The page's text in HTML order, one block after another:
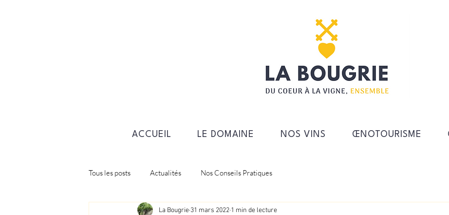
ACCUEIL LE DOMAINE NOS VINS ŒNOTOURISME
Tous les posts Actualités Nos Conseils Pratiques
La Bougrie 31 mars 2022 1 min de lecture